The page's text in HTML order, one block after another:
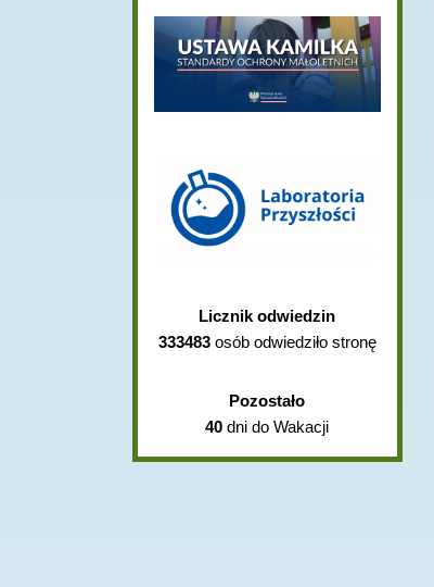
Licznik odwiedzin
333483osób odwiedziło stronę
Pozostało
40 dni do Wakacji